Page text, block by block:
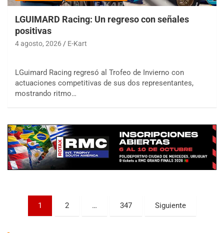
LGUIMARD Racing: Un regreso con señales
positivas
4 agosto, 2026 E-Kart
LGuimard Racing regresó al Trofeo de Invierno con
actuaciones competitivas de sus dos representantes,
mostrando ritmo…
Paginación
1 2 … 347 Siguiente
COBERTURA ESPECIAL DE E-KART.COM.AR
08/09-AGO
IAME SERIES ARGENTINA 6
Baradero (Buenos Aires)
KDO - F6
Ciudad de Trenque Lauquen (Asfalto)
Trenque Lauquen (Buenos Aires)
Parque de la Velocidad (Asfalto)
Villaguay (Entre Ríos)